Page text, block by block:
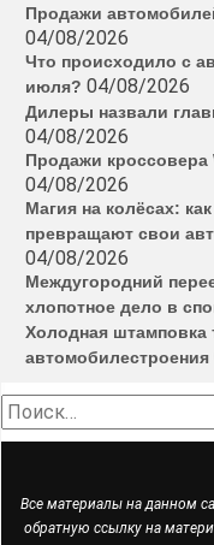
Продажи
04/08/2026
Что происходило с
июля? 04/08/2026
Дилеры назвали
04/08/2026
Продажи кроссовера
04/08/2026
Магия на колёсах:
превращают свои
04/08/2026
Междугородний
хлопотное дело в
Холодная штамповка
автомобилестроения
Найти:
Все материалы на данном
обратную ссылку на